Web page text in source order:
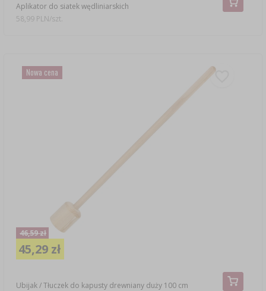
Aplikator do siatek wędliniarskich
58,99 PLN/szt.
Nowa cena
Ubijak / Tłuczek do kapusty drewniany duży 100 cm
46,59 zł
45,29 zł